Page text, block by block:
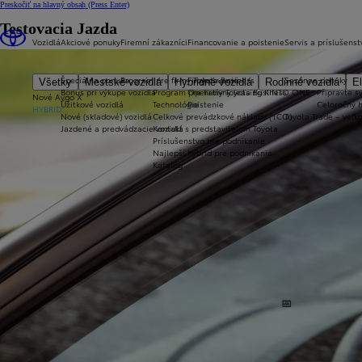
Preskočiť na hlavný obsah (Press Enter)
Vozidlá
Všetky Mestské vozidlá Hybridné vozidlá Rodinné vozidlá
Nové Aygo X
HYBRID
Akciové ponuky
Špeciálna ponuka
Bonus pri výkupe vozidla
Úžitkové vozidlá
Nové (skladové) vozidlá
Jazdené a predvádzacie vozidlá
Firemní zákazníci
Program pre firmy Toyota Business
Program pre firmy Toyota Business
Technológie
Celkové prevádzkové náklady (TCO)
Kontakt s predstaviteľom Toyota
Príslušenstvo pre podnikanie
Najlepší hybrid pre podnikanie
Katalóg
Financovanie a poistenie
Financovanie
Operatívny leasing KINTO ONE
Poistenie
Servis a
Sezónne ponuky
Připravte
Celoročný
Toyota Trade –
Testovacia Jazda